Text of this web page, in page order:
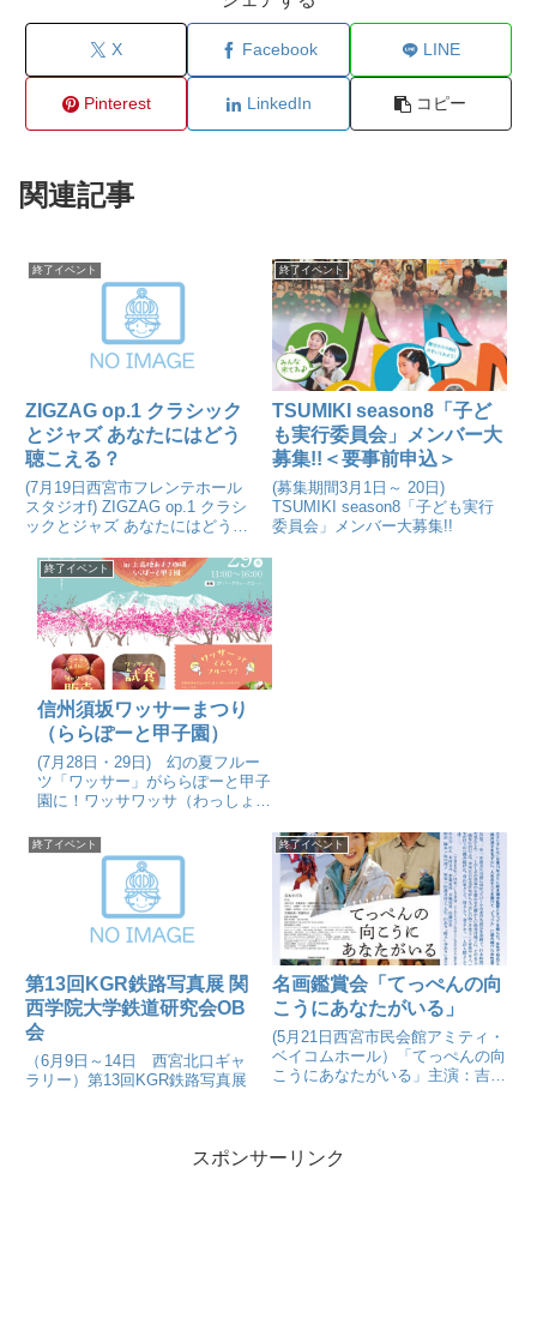
X Facebook LINE
Pinterest LinkedIn コピー
関連記事
終了イベント
ZIGZAG op.1 クラシック
とジャズ あなたにはどう
聴こえる？
(7月19日西宮市フレンテホール
スタジオf) ZIGZAG op.1 クラシ
ックとジャズ あなたにはどう聴
終了イベント
TSUMIKI season8「子ど
も実行委員会」メンバー大
募集!!＜要事前申込＞
(募集期間3月1日～ 20日)
TSUMIKI season8「子ども実行
委員会」メンバー大募集!!
終了イベント
信州須坂ワッサーまつり
（ららぽーと甲子園）
(7月28日・29日) 幻の夏フルー
ツ「ワッサー」がららぽーと甲子
園に！ワッサワッサ（わっしょい
食やフルーツ販売・ガラポン開催
など
終了イベント
第13回KGR鉄路写真展 関
西学院大学鉄道研究会OB
会
（6月9日～14日 西宮北口ギャ
ラリー）第13回KGR鉄路写真展
終了イベント
名画鑑賞会「てっぺんの向
こうにあなたがいる」
(5月21日西宮市民会館アミティ・
ベイコムホール）「てっぺんの向
こうにあなたがいる」主演：吉永
スポンサーリンク